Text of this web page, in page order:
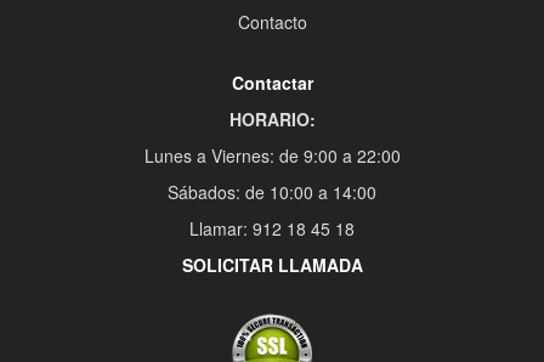
Contacto
Contactar
HORARIO:
Lunes a Viernes: de 9:00 a 22:00
Sábados: de 10:00 a 14:00
Llamar: 912 18 45 18
SOLICITAR LLAMADA